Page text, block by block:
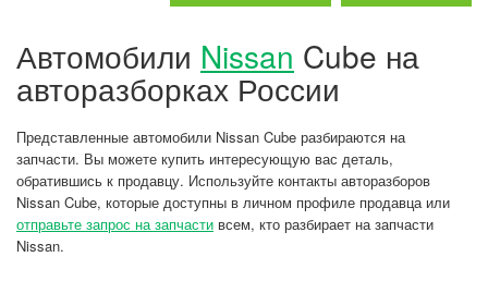
Автомобили Nissan Cube на
авторазборках России
Представленные автомобили Nissan Cube разбираются на
запчасти. Вы можете купить интересующую вас деталь,
обратившись к продавцу. Используйте контакты авторазборов
Nissan Cube, которые доступны в личном профиле продавца или
отправьте запрос на запчасти всем, кто разбирает на запчасти
Nissan.